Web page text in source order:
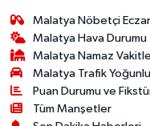
Malatya Nöbetçi
Malatya Hava Durumu
Malatya Namaz
Malatya Trafik
Puan Durumu ve
Tüm Manşetler